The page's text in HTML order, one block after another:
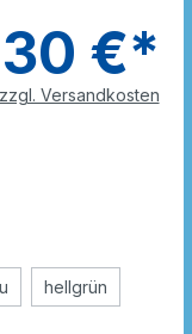
€*
Versandkosten
hellgrün